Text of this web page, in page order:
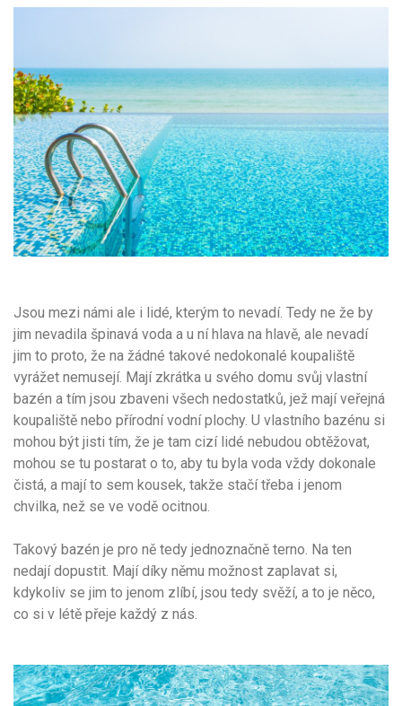
Jsou mezi námi ale i lidé, kterým to nevadí. Tedy ne že by
jim nevadila špinavá voda a u ní hlava na hlavě, ale nevadí
jim to proto, že na žádné takové nedokonalé koupaliště
vyrážet nemusejí. Mají zkrátka u svého domu svůj vlastní
bazén a tím jsou zbaveni všech nedostatků, jež mají veřejná
koupaliště nebo přírodní vodní plochy. U vlastního bazénu si
mohou být jisti tím, že je tam cizí lidé nebudou obtěžovat,
mohou se tu postarat o to, aby tu byla voda vždy dokonale
čistá, a mají to sem kousek, takže stačí třeba i jenom
chvilka, než se ve vodě ocitnou.
Takový bazén je pro ně tedy jednoznačně terno. Na ten
nedají dopustit. Mají díky němu možnost zaplavat si,
kdykoliv se jim to jenom zlíbí, jsou tedy svěží, a to je něco,
co si v létě přeje každý z nás.